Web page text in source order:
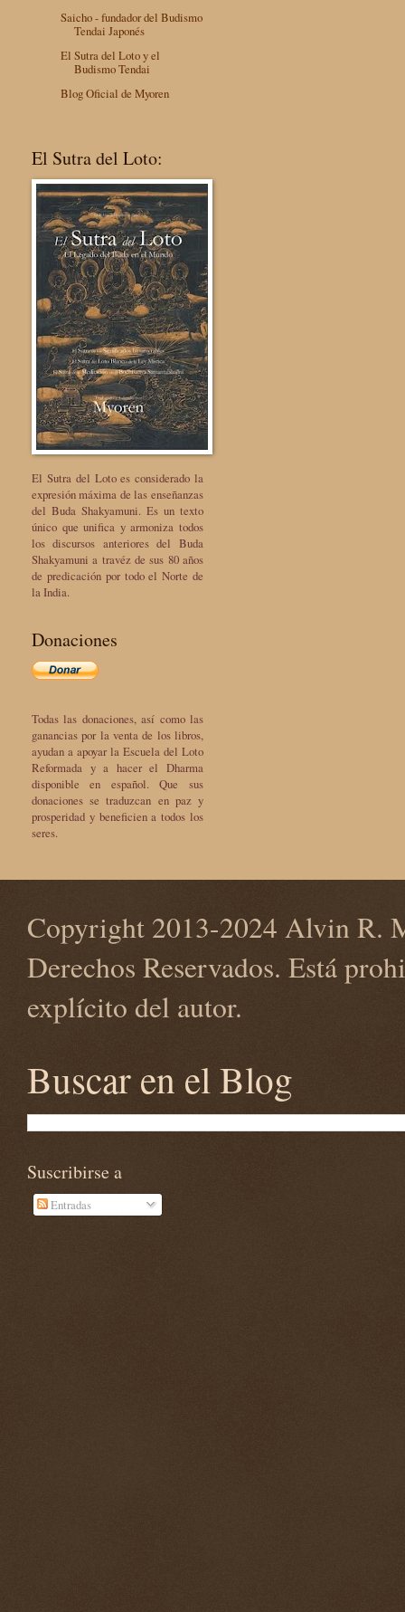
Saicho - fundador del Budismo
Tendai Japonés
El Sutra del Loto y el
Budismo Tendai
Blog Oficial de Myoren
El Sutra del Loto:
El Sutra del Loto es considerado la
expresión máxima de las enseñanzas
del Buda Shakyamuni. Es un texto
único que unifica y armoniza todos
los discursos anteriores del Buda
Shakyamuni a travéz de sus 80 años
de predicación por todo el Norte de
la India.
Donaciones
Todas las donaciones, así como las
ganancias por la venta de los libros,
ayudan a apoyar la Escuela del Loto
Reformada y a hacer el Dharma
disponible en español. Que sus
donaciones se traduzcan en paz y
prosperidad y beneficien a todos los
seres.
Copyright 2013-2024 Alvin R.
Derechos Reservados. Está
explícito del autor.
Buscar en el Blog
Suscribirse a
Entradas